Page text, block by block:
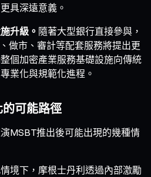
具深遠意義。
升級。 隨著大型銀行直接參與，
做市、審計等配套服務將提出更
個加密產業服務基礎設施向傳統
業化與規範化進程。
可能路徑
MSBT推出後可能出現的幾種情
境下，摩根士丹利透過內部激勵